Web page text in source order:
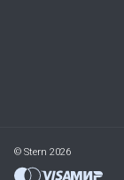
© Stern 2026